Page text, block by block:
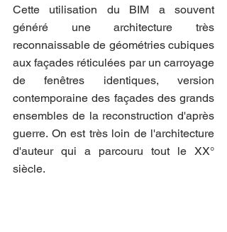
Cette utilisation du BIM a souvent
généré une architecture très
reconnaissable de géométries cubiques
aux façades réticulées par un carroyage
de fenêtres identiques, version
contemporaine des façades des grands
ensembles de la reconstruction d'après
guerre. On est très loin de l'architecture
d'auteur qui a parcouru tout le XX°
siècle.